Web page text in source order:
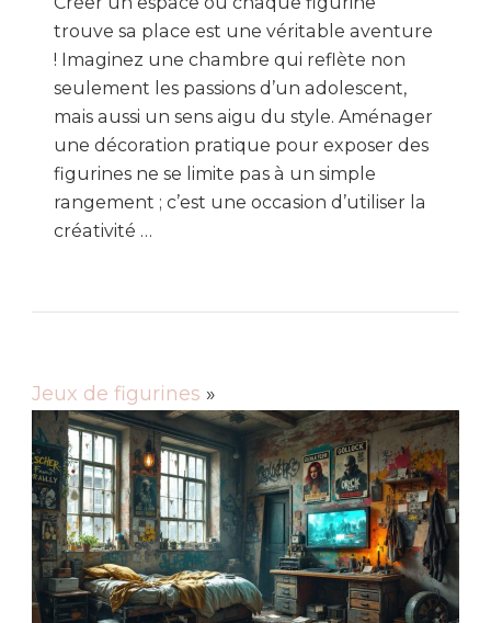
trouve sa place est une véritable aventure
! Imaginez une chambre qui reflète non
seulement les passions d’un adolescent,
mais aussi un sens aigu du style. Aménager
une décoration pratique pour exposer des
figurines ne se limite pas à un simple
rangement ; c’est une occasion d’utiliser la
créativité …
Jeux de figurines »